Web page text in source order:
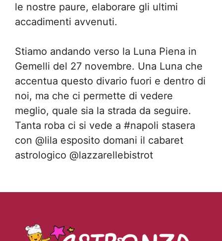
le nostre paure, elaborare gli ultimi
accadimenti avvenuti.
Stiamo andando verso la Luna Piena in
Gemelli del 27 novembre. Una Luna che
accentua questo divario fuori e dentro di
noi, ma che ci permette di vedere
meglio, quale sia la strada da seguire.
Tanta roba ci si vede a #napoli stasera
con @lila esposito domani il cabaret
astrologico @lazzarellebistrot